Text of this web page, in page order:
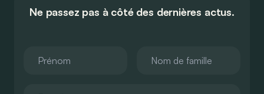
Ne passez pas à côté des dernières actus.